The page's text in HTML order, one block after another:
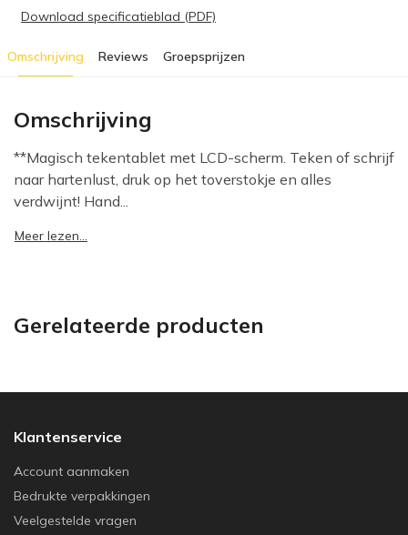
Download specificatieblad (PDF)
Omschrijving Reviews Groepsprijzen
Omschrijving
**Magisch tekentablet met LCD-scherm. Teken of schrijf
naar hartenlust, druk op het toverstokje en alles
verdwijnt! Hand...
Meer lezen...
Gerelateerde producten
Klantenservice
Account aanmaken
Bedrukte verpakkingen
Veelgestelde vragen